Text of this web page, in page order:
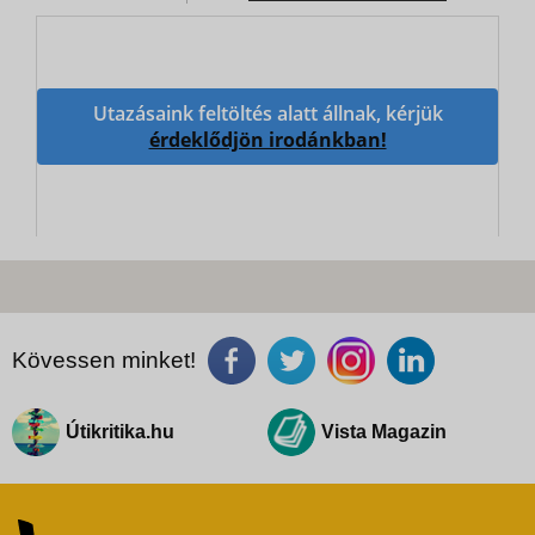
Utazásaink feltöltés alatt állnak, kérjük
érdeklődjön irodánkban!
Kövessen minket!
Útikritika.hu Vista Magazin